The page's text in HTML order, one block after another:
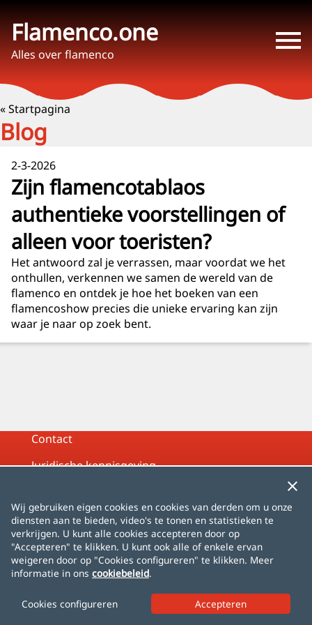
Flamenco.one
Alles over flamenco
« Startpagina
Blog
2-3-2026
Zijn flamencotablaos
authentieke voorstellingen of
alleen voor toeristen?
Het antwoord zal je verrassen, maar voordat we het
onthullen, verkennen we samen de wereld van de
flamenco en ontdek je hoe het boeken van een
flamencoshow precies die unieke ervaring kan zijn
waar je naar op zoek bent.
Contact
Juridische kennisgeving
Cookiebeleid
Sitemap
ItalianoPortuguêsčeštinadanskNederlands
norskpolskiromână 日本語한국어Türkçe
AlhambraDeGranada.org InSpain.org
Wij gebruiken eigen cookies en cookies van derden om u onze
diensten aan te bieden, video's te tonen en statistieken te
verkrijgen. U kunt alle cookies accepteren door op
"Accepteren" te klikken. U kunt ook alle of enkele ervan
weigeren door op "Cookies configureren" te klikken. Meer
informatie in ons cookiebeleid.
Cookies configureren